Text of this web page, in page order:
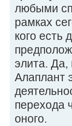
любыми
рамках
кого есть
элита. Да,
Алаплант
перехода
оного.